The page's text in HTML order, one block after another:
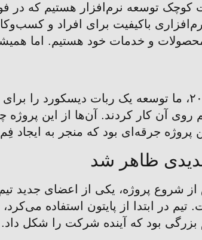
باکیفیت برای افراد و
محصولات و خدمات خود هستیم. اما
در فوریه ۲۰۲۳، ما توسعه یک ربات
روی آن کار کردند. آن‌ها از این پروژه
پروژه جرقه‌ای بود که منجر به ایجاد
ظاهر شد
شروع پروژه، یکی از اعضای جدید
در ابتدا از پایتون استفاده
بزرگی بود که آینده شرکت را شکل داد.